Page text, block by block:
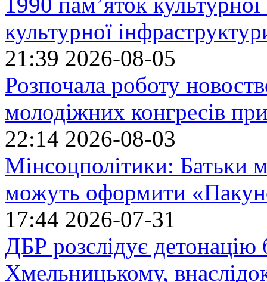
культурної
21:39 2026-08-05
Розпочала роботу
молодіжних конгресів
22:14 2026-08-03
Мінсоцполітики: Батьки
можуть оформити
17:44 2026-07-31
ДБР розслідує детонацію
Хмельницькому,